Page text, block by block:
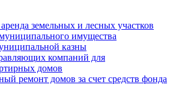
земельных и лесных участков
имущества
казны
компаний для
домов
ремонт домов за счет средств фонда